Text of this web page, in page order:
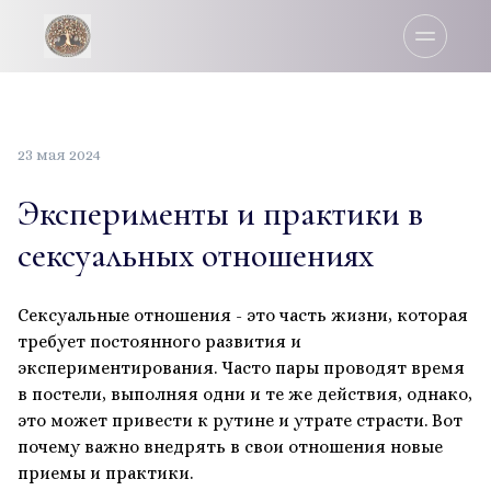
23 мая 2024
Эксперименты и практики в
сексуальных отношениях
Сексуальные отношения - это часть жизни, которая
требует постоянного развития и
экспериментирования. Часто пары проводят время
в постели, выполняя одни и те же действия, однако,
это может привести к рутине и утрате страсти. Вот
почему важно внедрять в свои отношения новые
приемы и практики.